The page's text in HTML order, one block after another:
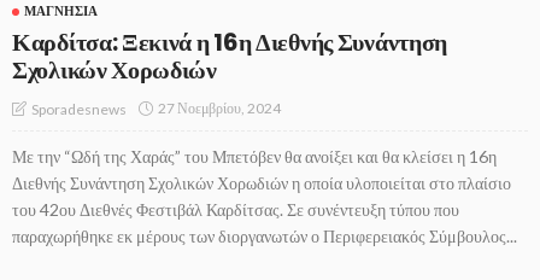
ΜΑΓΝΗΣΊΑ
Καρδίτσα: Ξεκινά η 16η Διεθνής Συνάντηση
Σχολικών Χορωδιών
Sporadesnews 27 Νοεμβρίου, 2024
Με την “Ωδή της Χαράς” του Μπετόβεν θα ανοίξει και θα κλείσει η 16η
Διεθνής Συνάντηση Σχολικών Χορωδιών η οποία υλοποιείται στο πλαίσιο
του 42ου Διεθνές Φεστιβάλ Καρδίτσας. Σε συνέντευξη τύπου που
παραχωρήθηκε εκ μέρους των διοργανωτών ο Περιφερειακός Σύμβουλος...